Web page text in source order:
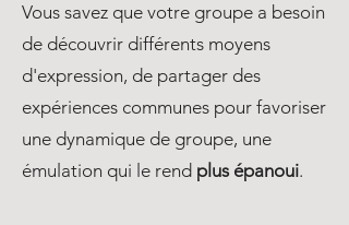
Vous savez que votre groupe a besoin
de découvrir différents moyens
d'expression, de partager des
expériences communes pour favoriser
une dynamique de groupe, une
émulation qui le rend plus épanoui.